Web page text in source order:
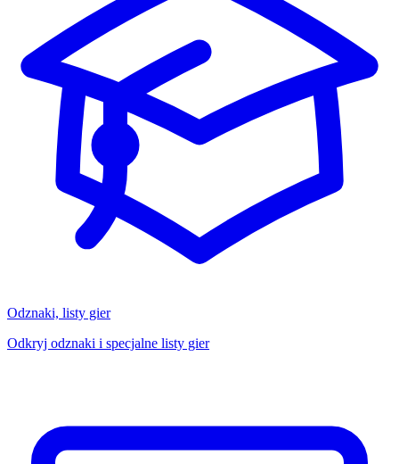
Odznaki, listy gier
Odkryj odznaki i specjalne listy gier